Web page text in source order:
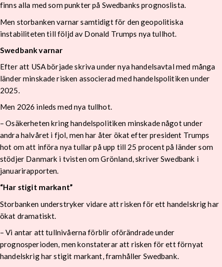
finns alla med som punkter på Swedbanks prognoslista.
Men storbanken varnar samtidigt för den geopolitiska
instabiliteten till följd av Donald Trumps nya tullhot.
Swedbank varnar
Efter att USA började skriva under nya handelsavtal med många
länder minskade risken associerad med handelspolitiken under
2025.
Men 2026 inleds med nya tullhot.
– Osäkerheten kring handelspolitiken minskade något under
andra halvåret i fjol, men har åter ökat efter president Trumps
hot om att införa nya tullar på upp till 25 procent på länder som
stödjer Danmark i tvisten om Grönland, skriver Swedbank i
januarirapporten.
“Har stigit markant”
Storbanken understryker vidare att risken för ett handelskrig har
ökat dramatiskt.
– Vi antar att tullnivåerna förblir oförändrade under
prognosperioden, men konstaterar att risken för ett förnyat
handelskrig har stigit markant, framhåller Swedbank.